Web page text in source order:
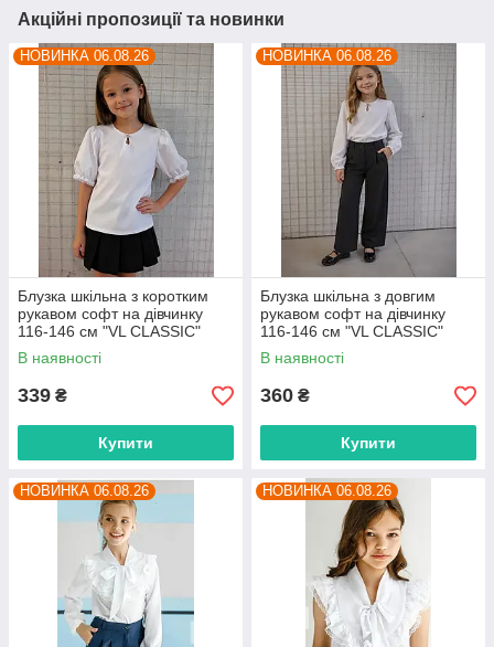
Акційні пропозиції та новинки
НОВИНКА 06.08.26
Блузка шкільна з коротким
рукавом софт на дівчинку
116-146 см "VL CLASSIC"
недорого від прямого
постачальника
В наявності
339 ₴
Купити
НОВИНКА 06.08.26
Блузка шкільна з довгим
рукавом софт на дівчинку
116-146 см "VL CLASSIC"
недорого від прямого
постачальника
В наявності
360 ₴
Купити
НОВИНКА 06.08.26 НОВИНКА 06.08.26